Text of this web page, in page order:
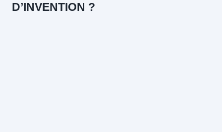
D’INVENTION ?